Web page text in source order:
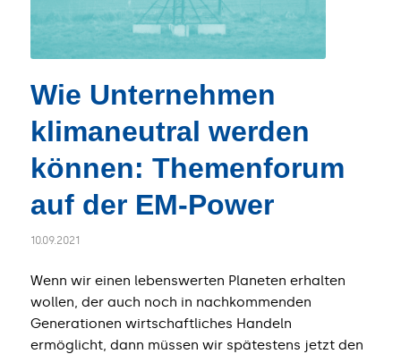
Wie Unternehmen
klimaneutral werden
können: Themenforum
auf der EM-Power
10.09.2021
Wenn wir einen lebenswerten Planeten erhalten
wollen, der auch noch in nachkommenden
Generationen wirtschaftliches Handeln
ermöglicht, dann müssen wir spätestens jetzt den